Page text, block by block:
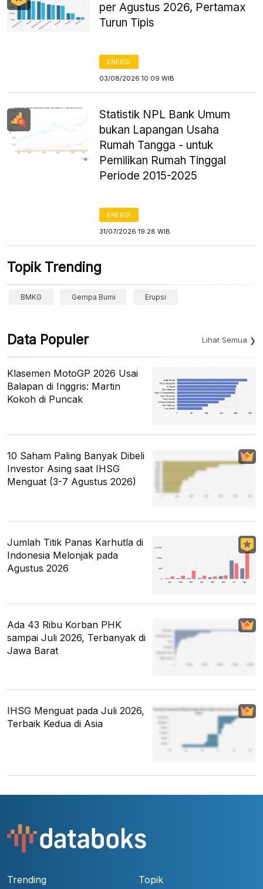
per Agustus 2026, Pertamax
Turun Tipis
ENERGI
03/08/2026 10:09 WIB
Statistik NPL Bank Umum
bukan Lapangan Usaha
Rumah Tangga - untuk
Pemilikan Rumah Tinggal
Periode 2015-2025
ENERGI
31/07/2026 19:28 WIB
Topik Trending
BMKG Gempa Bumi Erupsi
Data Populer Lihat Semua
Klasemen MotoGP 2026 Usai
Balapan di Inggris: Martin
Kokoh di Puncak
10 Saham Paling Banyak Dibeli
Investor Asing saat IHSG
Menguat (3-7 Agustus 2026)
Jumlah Titik Panas Karhutla di
Indonesia Melonjak pada
Agustus 2026
Ada 43 Ribu Korban PHK
sampai Juli 2026, Terbanyak di
Jawa Barat
IHSG Menguat pada Juli 2026,
Terbaik Kedua di Asia
Trending Topik